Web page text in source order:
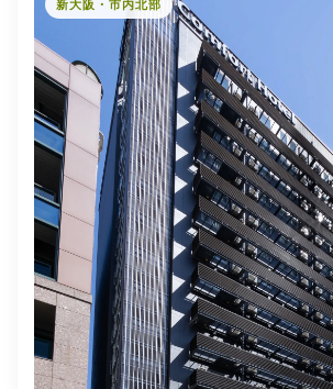
新大阪・市内北部